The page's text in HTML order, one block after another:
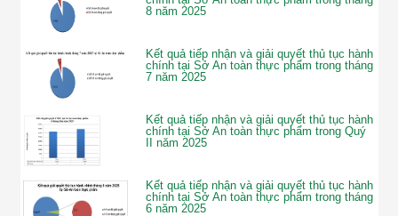
8 năm 2025
Kết quả tiếp nhận và giải quyết thủ tục hành
chính tại Sở An toàn thực phẩm trong tháng
7 năm 2025
Kết quả tiếp nhận và giải quyết thủ tục hành
chính tại Sở An toàn thực phẩm trong Quý
II năm 2025
Kết quả tiếp nhận và giải quyết thủ tục hành
chính tại Sở An toàn thực phẩm trong tháng
6 năm 2025